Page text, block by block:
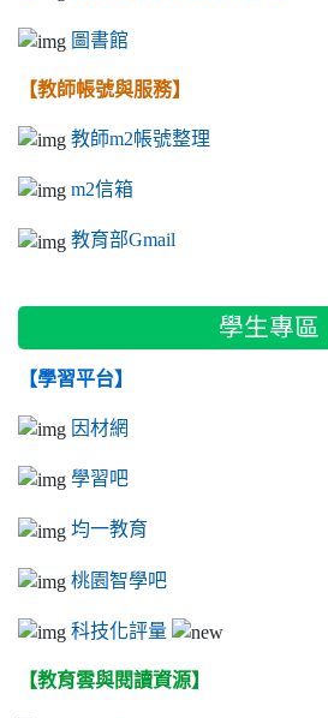
圖書館
【教師帳號與服務】
教師m2帳號整理
m2信箱
教育部Gmail
學生專區
【學習平台】
因材網
學習吧
均一教育
桃園智學吧
科技化評量
【教育雲與閱讀資源】